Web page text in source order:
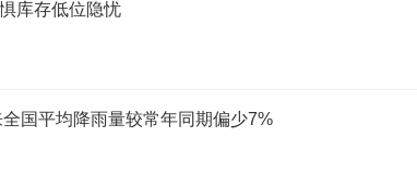
库存低位隐忧
国平均降雨量较常年同期偏少7%